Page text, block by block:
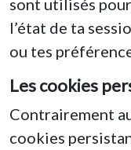
l’état de ta
ou tes
Les cookies
Contrairement
cookies